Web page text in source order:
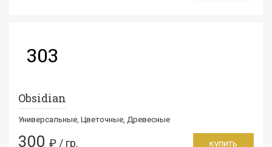
303
Obsidian
Универсальные, Цветочные, Древесные
300 ₽ / гр. купить